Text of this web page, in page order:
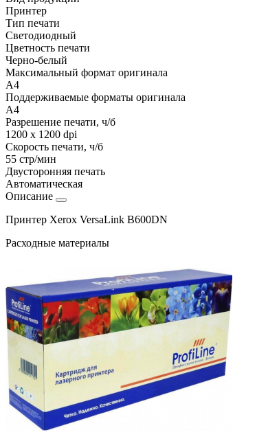
Принтер
Тип печати
Светодиодный
Цветность печати
Черно-белый
Максимальный формат оригинала
A4
Поддерживаемые форматы оригинала
A4
Разрешение печати, ч/б
1200 x 1200 dpi
Скорость печати, ч/б
55 стр/мин
Двусторонняя печать
Автоматическая
Описание
Принтер Xerox VersaLink B600DN
Расходные материалы